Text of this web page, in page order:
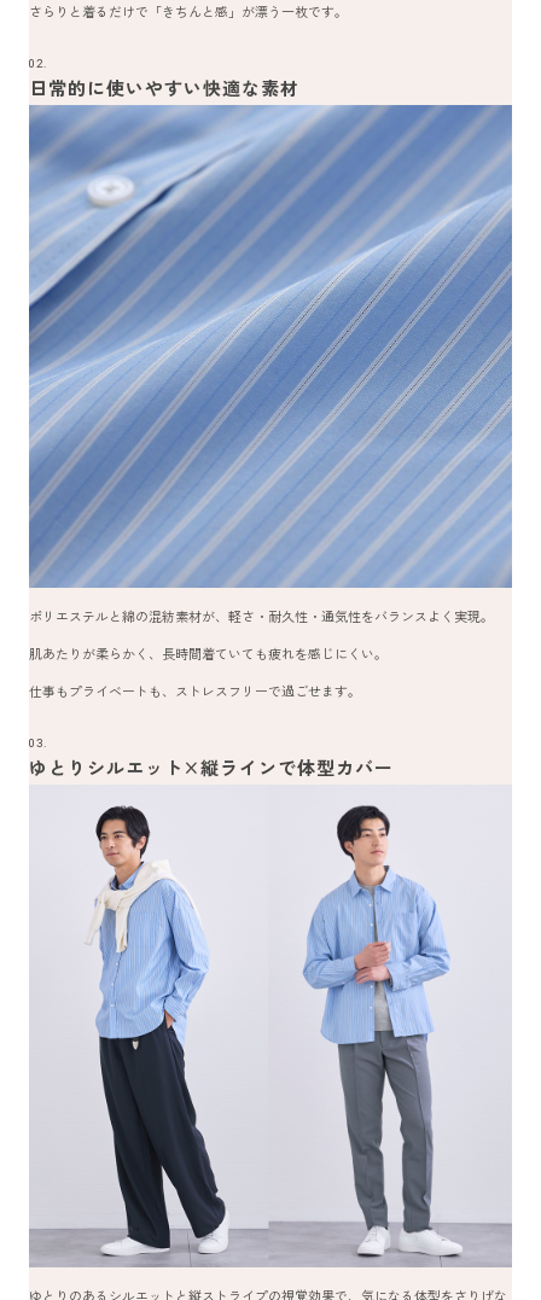
さらりと着るだけで「きちんと感」が漂う一枚です。
02.
日常的に使いやすい快適な素材
ポリエステルと綿の混紡素材が、軽さ・耐久性・通気性をバランスよく実現。
肌あたりが柔らかく、長時間着ていても疲れを感じにくい。
仕事もプライベートも、ストレスフリーで過ごせます。
03.
ゆとりシルエット×縦ラインで体型カバー
ゆとりのあるシルエットと縦ストライプの視覚効果で、気になる体型をさりげな